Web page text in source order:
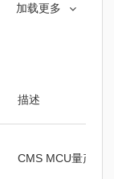
加载更多
描述
CMS MCU量产烧